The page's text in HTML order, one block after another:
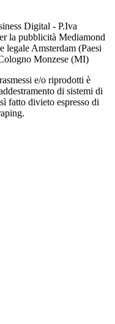
Digital - P.Iva
la pubblicità Mediamond
Amsterdam (Paesi
Monzese (MI)
e/o riprodotti è
di sistemi di
fatto divieto espresso di